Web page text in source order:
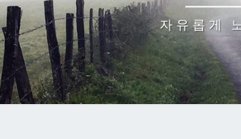
자유롭게